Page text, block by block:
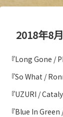
2018年8
『Long Gone /
『So What /
『UZURI /
『Blue In Green